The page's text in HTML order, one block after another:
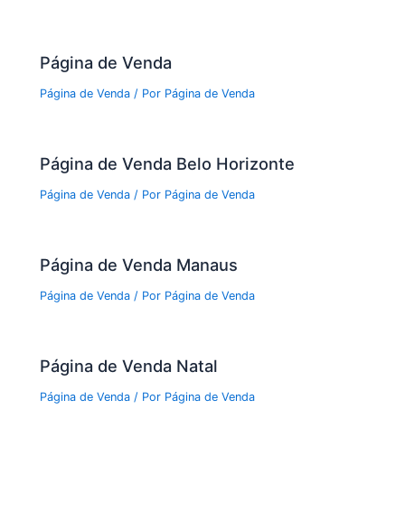
Página de Venda
Página de Venda / Por Página de Venda
Página de Venda Belo Horizonte
Página de Venda / Por Página de Venda
Página de Venda Manaus
Página de Venda / Por Página de Venda
Página de Venda Natal
Página de Venda / Por Página de Venda